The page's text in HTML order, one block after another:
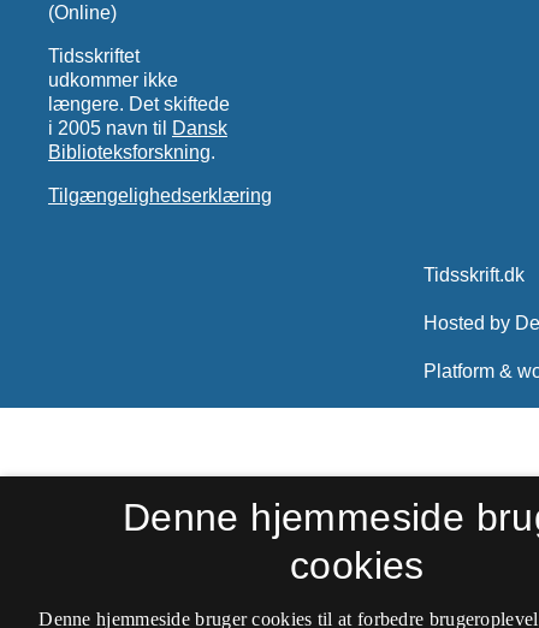
(Online)
Tidsskriftet
udkommer ikke
længere. Det skiftede
i 2005 navn til
Dansk
Biblioteksforskning.
Tilgængelighedserklæring
Denne hjemmeside
cookies
Denne hjemmeside bruger cookies til at forbedre